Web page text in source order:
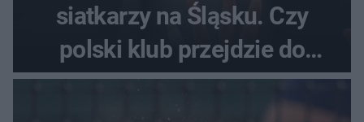
siatkarzy na Śląsku. Czy
polski klub przejdzie do
historii